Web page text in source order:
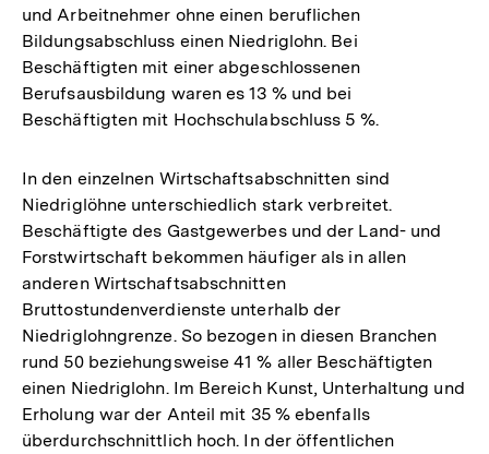
und Arbeitnehmer ohne einen beruflichen
Bildungsabschluss einen Niedriglohn. Bei
Beschäftigten mit einer abgeschlossenen
Berufsausbildung waren es 13 % und bei
Beschäftigten mit Hochschulabschluss 5 %.
In den einzelnen Wirtschafts abschnitten sind
Niedriglöhne unterschiedlich stark verbreitet.
Beschäftigte des Gastgewerbes und der Land- und
Forstwirtschaft bekommen häufiger als in allen
anderen Wirtschaftsabschnitten
Bruttostundenverdienste unterhalb der
Niedriglohngrenze. So bezogen in diesen Branchen
rund 50 beziehungsweise 41 % aller Beschäftigten
einen Niedriglohn. Im Bereich Kunst, Unterhaltung und
Erholung war der Anteil mit 35 % ebenfalls
überdurchschnittlich hoch. In der öffentlichen